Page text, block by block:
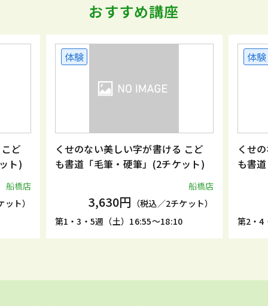
おすすめ講座
ど
ト)
船橋店
ト）
体験
くせのない美しい字が書ける こど
も書道「毛筆・硬筆」(2チケット)
船橋店
3,630円 （税込／2チケット）
第1・3・5週（土）16:55～18:10
体験
くせ
も書
第2・4